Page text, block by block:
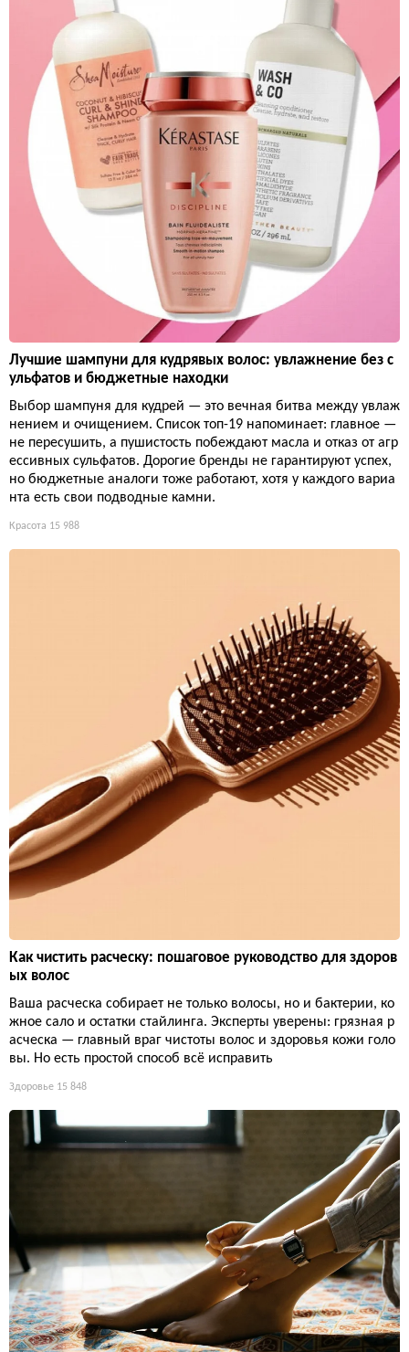
Лучшие шампуни для кудрявых волос: увлажнение без с
ульфатов и бюджетные находки
Выбор шампуня для кудрей — это вечная битва между увлаж
нением и очищением. Список топ-19 напоминает: главное —
не пересушить, а пушистость побеждают масла и отказ от агр
ессивных сульфатов. Дорогие бренды не гарантируют успех,
но бюджетные аналоги тоже работают, хотя у каждого вариа
нта есть свои подводные камни.
Красота 15 988
Как чистить расческу: пошаговое руководство для здоров
ых волос
Ваша расческа собирает не только волосы, но и бактерии, ко
жное сало и остатки стайлинга. Эксперты уверены: грязная р
асческа — главный враг чистоты волос и здоровья кожи голо
вы. Но есть простой способ всё исправить
Здоровье 15 848